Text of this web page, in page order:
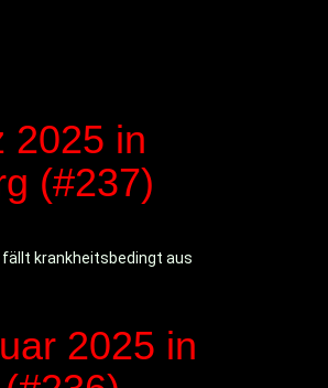
2025 in
(#237)
fällt krankheitsbedingt aus
2025 in